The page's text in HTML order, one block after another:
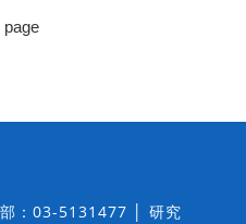
page
：03-5131477 │ 研究